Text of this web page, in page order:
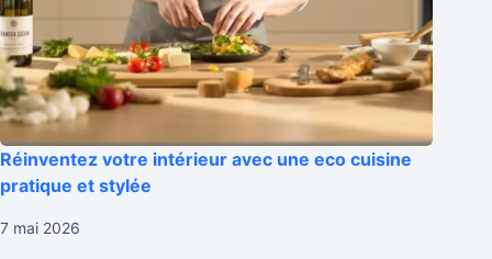
Réinventez votre intérieur avec une eco cuisine
pratique et stylée
7 mai 2026